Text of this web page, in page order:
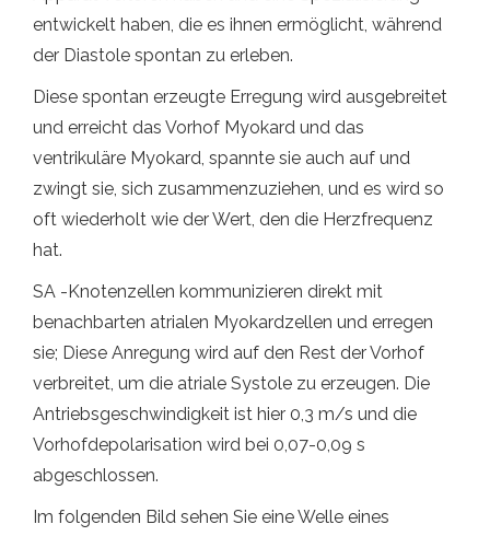
entwickelt haben, die es ihnen ermöglicht, während
der Diastole spontan zu erleben.
Diese spontan erzeugte Erregung wird ausgebreitet
und erreicht das Vorhof Myokard und das
ventrikuläre Myokard, spannte sie auch auf und
zwingt sie, sich zusammenzuziehen, und es wird so
oft wiederholt wie der Wert, den die Herzfrequenz
hat.
SA -Knotenzellen kommunizieren direkt mit
benachbarten atrialen Myokardzellen und erregen
sie; Diese Anregung wird auf den Rest der Vorhof
verbreitet, um die atriale Systole zu erzeugen. Die
Antriebsgeschwindigkeit ist hier 0,3 m/s und die
Vorhofdepolarisation wird bei 0,07-0,09 s
abgeschlossen.
Im folgenden Bild sehen Sie eine Welle eines